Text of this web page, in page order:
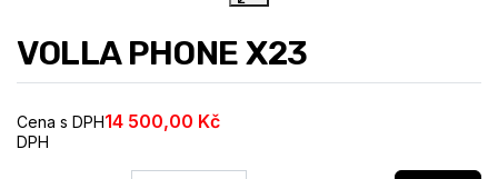
VOLLA PHONE X23
Cena s DPH14 500,00 Kč
DPH